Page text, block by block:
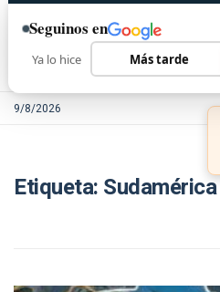
9/8/2026
Etiqueta: Sudamérica
Seguinos en
Ya lo hice Más tarde